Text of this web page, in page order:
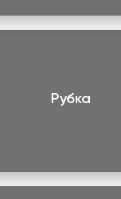
Рубка